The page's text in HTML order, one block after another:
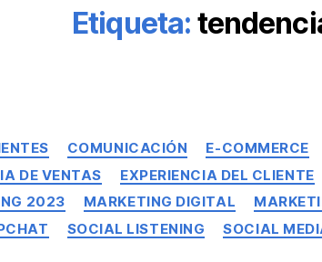
Etiqueta:
COMUNICACIÓN E-COMMERCE
DE VENTAS EXPERIENCIA DEL CLIENTE
2023 MARKETING DIGITAL
SOCIAL LISTENING SOCIAL